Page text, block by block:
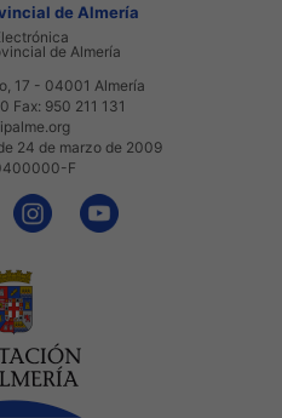
de Almería
de Almería
17 - 04001 Almería
Fax: 950 211 131
24 de marzo de 2009
F